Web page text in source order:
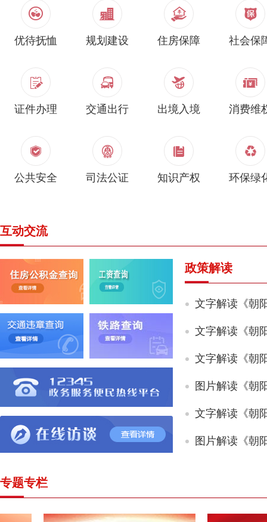
优待抚恤 规划建设 住房保障 社会保
证件办理 交通出行 出境入境 消费维
公共安全 司法公证 知识产权 环保绿
互动交流
政策解读
专题专栏